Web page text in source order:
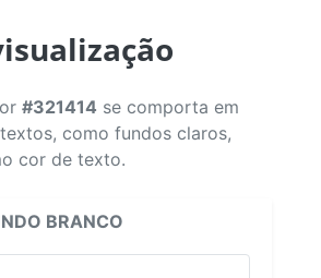
#321414 se comporta em
como fundos claros,
cor de texto.
BRANCO